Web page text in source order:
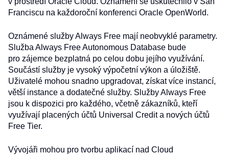
Franciscu na každoroční konferenci Oracle OpenWorld.
Oznámené služby Always Free mají neobvyklé parametry.
Služba Always Free Autonomous Database bude
pro zájemce bezplatná po celou dobu jejího využívání.
Součástí služby je vysoký výpočetní výkon a úložiště.
Uživatelé mohou snadno upgradovat, získat více instancí,
větší instance a dodatečné služby. Služby Always Free
jsou k dispozici pro každého, včetně zákazníků, kteří
využívají placených účtů Universal Credit a nových účtů
Free Tier.
Vývojáři mohou pro tvorbu aplikací nad Cloud